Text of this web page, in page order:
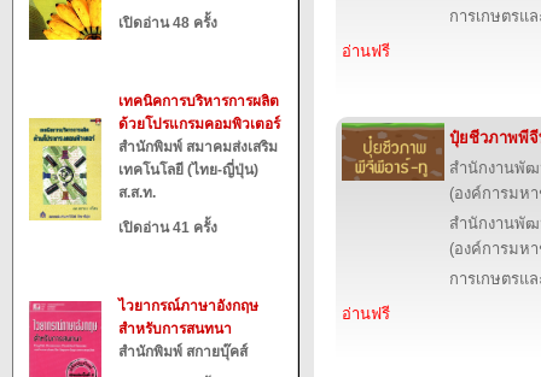
เปิดอ่าน 48 ครั้ง
เทคนิคการบริหารการผลิต
ด้วยโปรแกรมคอมพิวเตอร์
สำนักพิมพ์ สมาคมส่งเสริม
เทคโนโลยี (ไทย-ญี่ปุ่น)
ส.ส.ท.
เปิดอ่าน 41 ครั้ง
ไวยากรณ์ภาษาอังกฤษ
สำหรับการสนทนา
สำนักพิมพ์ สกายบุ๊คส์
การเกษตรแ
อ่านฟรี
ปุ๋ยชีวภาพพีจี
สำนักงานพัฒ
(องค์การมห
สำนักงานพัฒ
(องค์การมห
การเกษตรแ
อ่านฟรี